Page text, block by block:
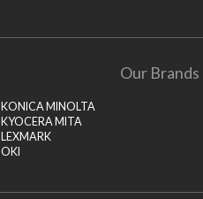
Our Brands
KONICA MINOLTA
KYOCERA MITA
LEXMARK
OKI